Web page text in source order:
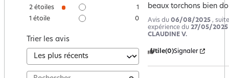
2 étoiles
1
1 étoile 0
Trier les avis
beaux torchons bien
Avis du 06/08/2025 ,
expérience du 27/05/2025
CLAUDINE V.
Utile(0)Signaler